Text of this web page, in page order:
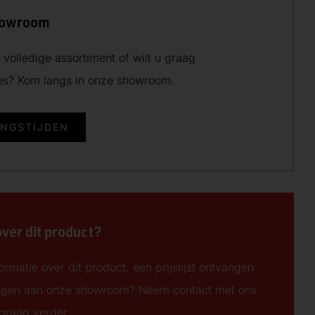
volledige assortiment of wilt u graag
Kom langs in onze showroom.
dit product?
over dit product, een prijslijst ontvangen
aan onze showroom? Neem contact met ons
verder.